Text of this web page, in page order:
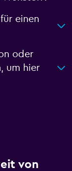
einen
oder
um hier
von